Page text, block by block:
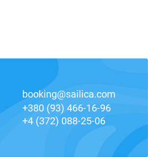
booking@sailica.com
+380 (93) 466-16-96
+4 (372) 088-25-06